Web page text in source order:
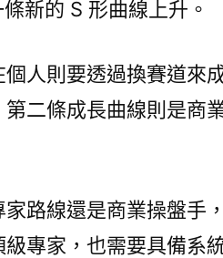
新的 S 形曲線上升。
人則要透過換賽道來
二條成長曲線則是商
路線還是商業操盤手
專家，也需要具備系